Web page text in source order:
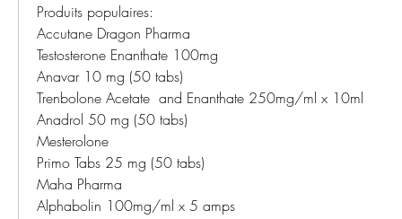
Produits populaires:
Accutane Dragon Pharma
Testosterone Enanthate 100mg
Anavar 10 mg (50 tabs)
Trenbolone Acetate  and Enanthate 250mg/ml x 10ml
Anadrol 50 mg (50 tabs)
Mesterolone
Primo Tabs 25 mg (50 tabs)
Maha Pharma
Alphabolin 100mg/ml x 5 amps